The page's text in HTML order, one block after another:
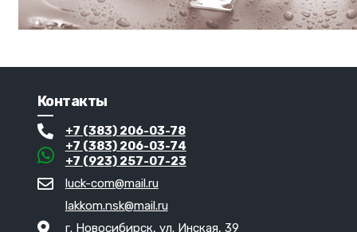
Контакты
+7 (383) 206-03-78
+7 (383) 206-03-74
+7 (923) 257-07-23
luck-com@mail.ru
lakkom.nsk@mail.ru
г. Новосибирск, ул. Инская, 39